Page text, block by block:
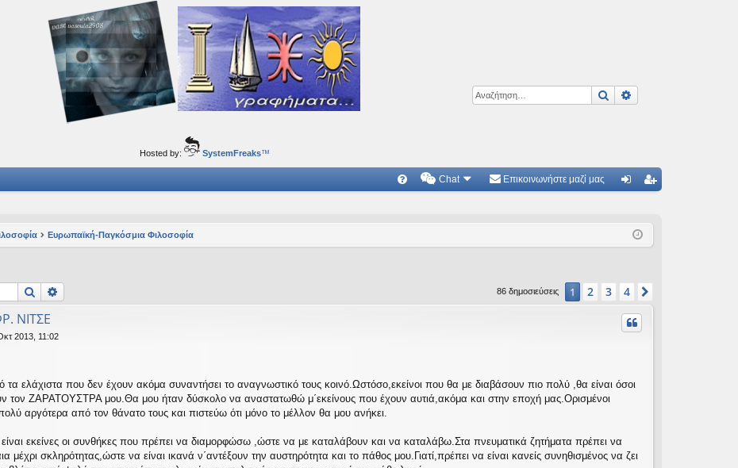
Αναζήτηση
και όμορφα ταξίδια του νού...
Hosted by: SystemFreaks™
Γ
Chat Επικοινωνήστε μαζί μας
ρα
Ευρωπαϊκή-Παγκόσμια Φιλοσοφία
Αναζήτηση 86 δημοσιεύσεις 1 2 3 4
ΝΙΤΣΕ
2013, 11:02
τα ελάχιστα που δεν έχουν ακόμα συναντήσει το αναγνωστικό τους κοινό.Ωστόσο,εκείνοι που θα με διαβάσουν πιο πολύ ,θα είναι όσοι
τον ΖΑΡΑΤΟΥΣΤΡΑ μου.Θα μoυ ήταν δύσκολο να αναστατωθώ μ΄εκείνους που έχουν αυτιά,ακόμα και στην εποχή μας.Ορισμένοι
αργότερα από τον θάνατο τους και πιστεύω ότι μόνο το μέλλον θα μου ανήκει.
εκείνες οι συνθήκες που πρέπει να διαμορφώσω ,ώστε να με καταλάβουν και να καταλάβω.Στα πνευματικά ζητήματα πρέπει να
μέχρι σκληρότητας,ώστε να είναι ικανά ν΄αντέξουν την αυστηρότητα και το πάθος μου.Γιατί,πρέπει να είναι κανείς συνηθισμένος να ζει